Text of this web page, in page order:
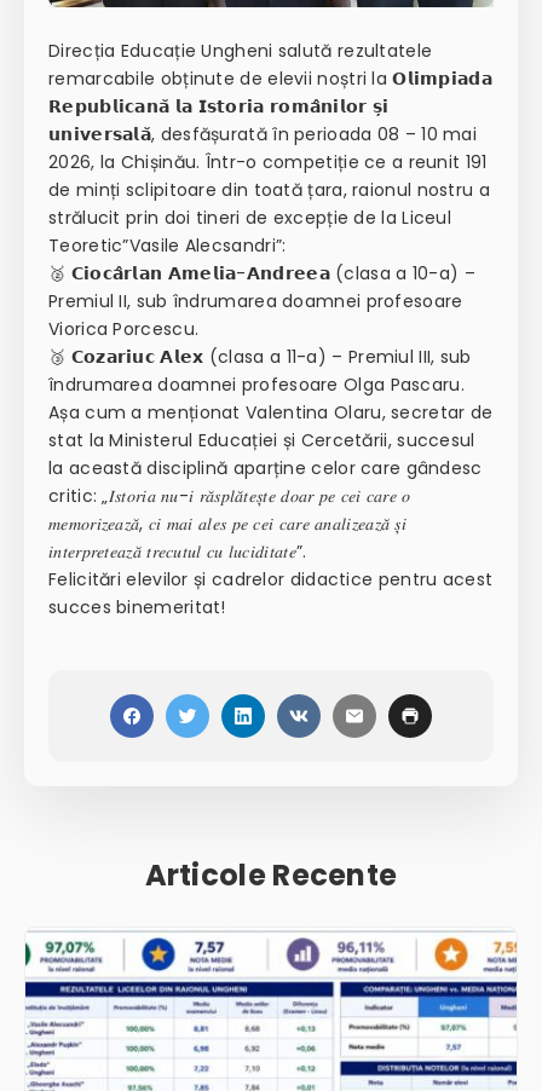
Direcția Educație Ungheni salută rezultatele
remarcabile obținute de elevii noștri la 𝗢𝗹𝗶𝗺𝗽𝗶𝗮𝗱𝗮
𝗥𝗲𝗽𝘂𝗯𝗹𝗶𝗰𝗮𝗻𝗮̆ 𝗹𝗮 𝗜𝘀𝘁𝗼𝗿𝗶𝗮 𝗿𝗼𝗺𝗮̂𝗻𝗶𝗹𝗼𝗿 𝘀̦𝗶
𝘂𝗻𝗶𝘃𝗲𝗿𝘀𝗮𝗹𝗮̆, desfășurată în perioada 08 – 10 mai
2026, la Chișinău. Într-o competiție ce a reunit 191
de minți sclipitoare din toată țara, raionul nostru a
strălucit prin doi tineri de excepție de la Liceul
Teoretic”Vasile Alecsandri”:
🥈 𝗖𝗶𝗼𝗰𝗮̂𝗿𝗹𝗮𝗻 𝗔𝗺𝗲𝗹𝗶𝗮-𝗔𝗻𝗱𝗿𝗲𝗲𝗮 (clasa a 10-a) –
Premiul II, sub îndrumarea doamnei profesoare
Viorica Porcescu.
🥉 𝗖𝗼𝘇𝗮𝗿𝗶𝘂𝗰 𝗔𝗹𝗲𝘅 (clasa a 11-a) – Premiul III, sub
îndrumarea doamnei profesoare Olga Pascaru.
Așa cum a menționat Valentina Olaru, secretar de
stat la Ministerul Educației și Cercetării, succesul
la această disciplină aparține celor care gândesc
critic: „𝐼𝑠𝑡𝑜𝑟𝑖𝑎 𝑛𝑢-𝑖 𝑟𝑎̆𝑠𝑝𝑙𝑎̆𝑡𝑒𝑠̦𝑡𝑒 𝑑𝑜𝑎𝑟 𝑝𝑒 𝑐𝑒𝑖 𝑐𝑎𝑟𝑒 𝑜
𝑚𝑒𝑚𝑜𝑟𝑖𝑧𝑒𝑎𝑧𝑎̆, 𝑐𝑖 𝑚𝑎𝑖 𝑎𝑙𝑒𝑠 𝑝𝑒 𝑐𝑒𝑖 𝑐𝑎𝑟𝑒 𝑎𝑛𝑎𝑙𝑖𝑧𝑒𝑎𝑧𝑎̆ 𝑠̦𝑖
𝑖𝑛𝑡𝑒𝑟𝑝𝑟𝑒𝑡𝑒𝑎𝑧𝑎̆ 𝑡𝑟𝑒𝑐𝑢𝑡𝑢𝑙 𝑐𝑢 𝑙𝑢𝑐𝑖𝑑𝑖𝑡𝑎𝑡𝑒”.
Felicitări elevilor și cadrelor didactice pentru acest
succes binemeritat!
Articole Recente